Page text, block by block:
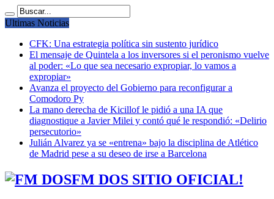
Ultimas Noticias
CFK: Una estrategia política sin sustento jurídico
El mensaje de Quintela a los inversores si el peronismo vuelve
al poder: «Lo que sea necesario expropiar, lo vamos a
expropiar»
Avanza el proyecto del Gobierno para reconfigurar a
Comodoro Py
La mano derecha de Kicillof le pidió a una IA que
diagnostique a Javier Milei y contó qué le respondió: «Delirio
persecutorio»
Julián Alvarez ya se «entrena» bajo la disciplina de Atlético
de Madrid pese a su deseo de irse a Barcelona
FM DOS SITIO OFICIAL!